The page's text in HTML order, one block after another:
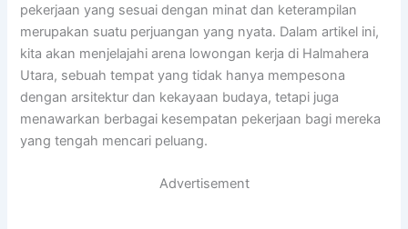
pekerjaan yang sesuai dengan minat dan keterampilan
merupakan suatu perjuangan yang nyata. Dalam artikel ini,
kita akan menjelajahi arena lowongan kerja di Halmahera
Utara, sebuah tempat yang tidak hanya mempesona
dengan arsitektur dan kekayaan budaya, tetapi juga
menawarkan berbagai kesempatan pekerjaan bagi mereka
yang tengah mencari peluang.
Advertisement